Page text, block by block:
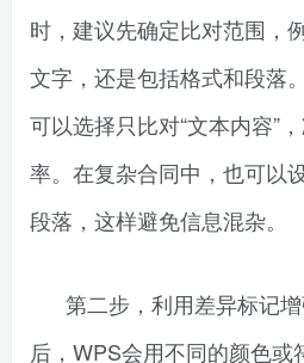
时，建议先确定比对范围，
文字，还是包括格式和段落
可以选择只比对“文本内容”
率。在复杂合同中，也可以
段落，这样避免信息混杂。
第二步，利用差异标记
后，WPS会用不同的颜色或